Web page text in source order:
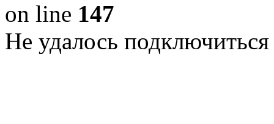
on line 147
Не удалось